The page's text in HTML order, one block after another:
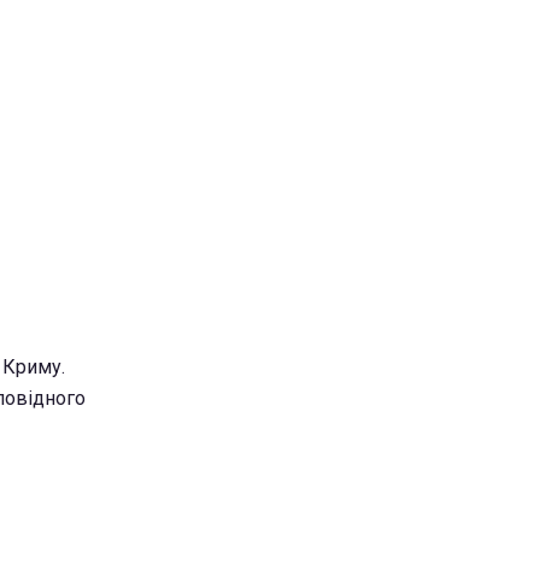
Криму.